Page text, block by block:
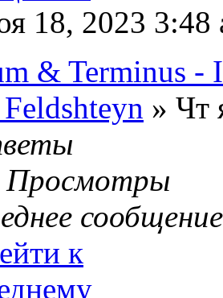
18, 2023 3:48
& Terminus -
» Чт
Просмотры